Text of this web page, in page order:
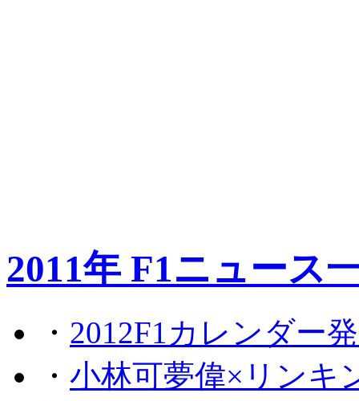
2011年 F1ニュース
・ 2012F1カレンダー
・ 小林可夢偉×リンキ